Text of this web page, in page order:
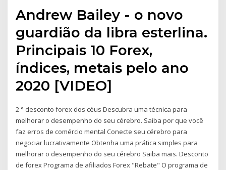
Andrew Bailey - o novo
guardião da libra esterlina.
Principais 10 Forex,
índices, metais pelo ano
2020 [VIDEO]
2 ° desconto forex dos céus Descubra uma técnica para
melhorar o desempenho do seu cérebro. Saiba por que você
faz erros de comércio mental Conecte seu cérebro para
negociar lucrativamente Obtenha uma prática simples para
melhorar o desempenho do seu cérebro Saiba mais. Desconto
de forex Programa de afiliados Forex "Rebate" O programa de